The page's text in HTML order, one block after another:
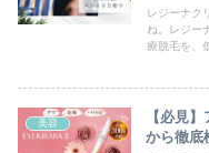
レジーナク
ね。レジー
療脱毛を、
か？
美容
【必見
から徹底